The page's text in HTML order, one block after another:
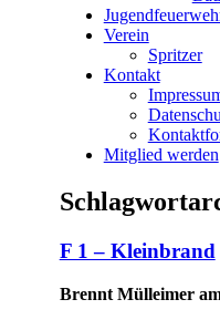
Verein
Spritzer
Kontakt
Mitglied werden
F 1 – Kleinbrand
Brennt Mülleimer